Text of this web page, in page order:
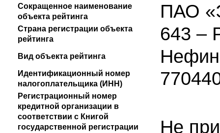
Сокращенное наименование
объекта рейтинга
ПАО
Страна регистрации объекта
рейтинга
643 –
Вид объекта рейтинга
Идентификационный номер
налогоплательщика (ИНН)
Регистрационный номер
кредитной организации в
соответствии с Книгой
государственной регистрации
Не